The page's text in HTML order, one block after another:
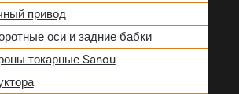
привод
оси и задние бабки
токарные Sanou